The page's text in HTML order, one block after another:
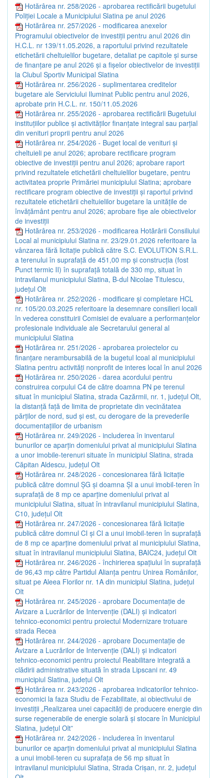
Hotărârea nr. 258/2026 - aprobarea rectificării bugetului
Poliţiei Locale a Municipiului Slatina pe anul 2026
Hotărârea nr. 257/2026 - modificarea anexelor
Programului obiectivelor de investiţii pentru anul 2026 din
H.C.L. nr 139/11.05.2026, a raportului privind rezultatele
etichetării cheltuielilor bugetare, detaliat pe capitole şi surse
de finanţare pe anul 2026 şi a fişelor obiectivelor de investiţii
la Clubul Sportiv Municipal Slatina
Hotărârea nr. 256/2026 - suplimentarea creditelor
bugetare ale Serviciului Iluminat Public pentru anul 2026,
aprobate prin H.C.L. nr. 150/11.05.2026
Hotărârea nr. 255/2026 - aprobarea rectificării Bugetului
instituţiilor publice și activităţilor finanţate integral sau parţial
din venituri proprii pentru anul 2026
Hotărârea nr. 254/2026 - Buget local de venituri şi
cheltuieli pe anul 2026; aprobare rectificare program
obiective de investiţii pentru anul 2026; aprobare raport
privind rezultatele etichetării cheltuielilor bugetare, pentru
activitatea proprie Primăriei municipiului Slatina; aprobare
rectificare program obiective de investiţii şi raportul privind
rezultatele etichetării cheltuielilor bugetare la unităţile de
învăţământ pentru anul 2026; aprobare fişe ale obiectivelor
de investiţii
Hotărârea nr. 253/2026 - modificarea Hotărârii Consiliului
Local al municipiului Slatina nr. 23/29.01.2026 referitoare la
vânzarea fără licitație publică către S.C. EVOLUTION S.R.L.
a terenului în suprafață de 451,00 mp și construcția (fost
Punct termic II) în suprafață totală de 330 mp, situat în
intravilanul municipiului Slatina, B-dul Nicolae Titulescu,
județul Olt
Hotărârea nr. 252/2026 - modificare și completare HCL
nr. 105/20.03.2025 referitoare la desemnare consilieri locali
în vederea constituirii Comisiei de evaluare a performanțelor
profesionale individuale ale Secretarului general al
municipiului Slatina
Hotărârea nr. 251/2026 - aprobarea proiectelor cu
finanțare nerambursabilă de la bugetul lcoal al municipiului
Slatina pentru activități nonprofit de interes local în anul 2026
Hotărârea nr. 250/2026 - darea acordului pentru
construirea corpului C4 de către doamna PN pe terenul
situat în municipiul Slatina, strada Cazărmii, nr. 1, județul Olt,
la distanță față de limita de proprietate din vecinătatea
părților de nord, sud și est, cu derogare de la prevederile
documentațiilor de urbanism
Hotărârea nr. 249/2026 - includerea în inventarul
bunurilor ce aparțin domeniului privat al municipiului Slatina
a unor imobile-terenuri situate în municipiul Slatina, strada
Căpitan Aldescu, județul Olt
Hotărârea nr. 248/2026 - concesionarea fără licitație
publică către domnul ȘG și doamna ȘI a unui imobil-teren în
suprafață de 8 mp ce aparține domeniului privat al
municipiului Slatina, situat în intravilanul municipiului Slatina,
C10, județul Olt
Hotărârea nr. 247/2026 - concesionarea fără licitație
publică către domnul CI și CI a unui imobil-teren în suprafață
de 8 mp ce aparține domeniului privat al municipiului Slatina,
situat în intravilanul municipiului Slatina, BAIC24, județul Olt
Hotărârea nr. 246/2026 - închirierea spațiului în suprafață
de 96,43 mp către Partidul Alianța pentru Unirea Românilor,
situat pe Aleea Florilor nr. 1A din municipiul Slatina, județul
Olt
Hotărârea nr. 245/2026 - aprobare Documentație de
Avizare a Lucrărilor de Intervenție (DALI) și indicatori
tehnico-economici pentru proiectul Modernizare trotuare
strada Recea
Hotărârea nr. 244/2026 - aprobare Documentație de
Avizare a Lucrărilor de Intervenție (DALI) și indicatori
tehnico-economici pentru proiectul Reabilitare integrată a
clădirii administrative situată în strada Lipscani nr. 49
municipiul Slatina, județul Olt
Hotărârea nr. 243/2026 - aprobarea indicatorilor tehnico-
economici la faza Studiu de Fezabilitate, ai obiectivului de
investiții „Realizarea unei capacități de producere energie din
surse regenerabile de energie solară și stocare în Municipiul
Slatina, județul Olt”
Hotărârea nr. 242/2026 - includerea în inventarul
bunurilor ce aparțin domeniului privat al municipiului Slatina
a unui imobil-teren cu suprafața de 56 mp situat în
intravilanul municipiului Slatina, Strada Crișan, nr. 2, județul